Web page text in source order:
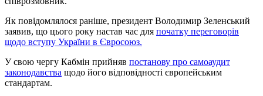
Як повідомлялося раніше, президент Володимир Зеленський
заявив, що цього року настав час для початку переговорів
щодо вступу України в Євросоюз.
У свою чергу Кабмін прийняв постанову про самоаудит
законодавства щодо його відповідності європейським
стандартам.